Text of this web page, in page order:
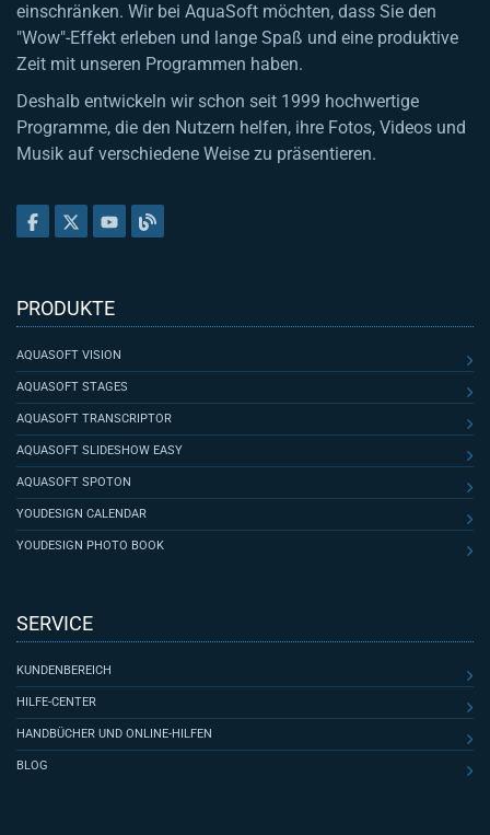
einschränken. Wir bei AquaSoft möchten, dass Sie den
"Wow"-Effekt erleben und lange Spaß und eine produktive
Zeit mit unseren Programmen haben.
Deshalb entwickeln wir schon seit 1999 hochwertige
Programme, die den Nutzern helfen, ihre Fotos, Videos und
Musik auf verschiedene Weise zu präsentieren.
PRODUKTE
AQUASOFT VISION
AQUASOFT STAGES
AQUASOFT TRANSCRIPTOR
AQUASOFT SLIDESHOW EASY
AQUASOFT SPOTON
YOUDESIGN CALENDAR
YOUDESIGN PHOTO BOOK
SERVICE
KUNDENBEREICH
HILFE-CENTER
HANDBÜCHER UND ONLINE-HILFEN
BLOG